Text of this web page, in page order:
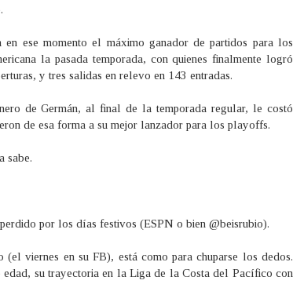
ese momento el máximo ganador de partidos para los
la pasada temporada, con quienes finalmente logró
y tres salidas en relevo en 143 entradas.
de Germán, al final de la temporada regular, le costó
de esa forma a su mejor lanzador para los playoffs.
sabe.
por los días festivos (ESPN o bien @beisrubio).
viernes en su FB), está como para chuparse los dedos.
su trayectoria en la Liga de la Costa del Pacífico con